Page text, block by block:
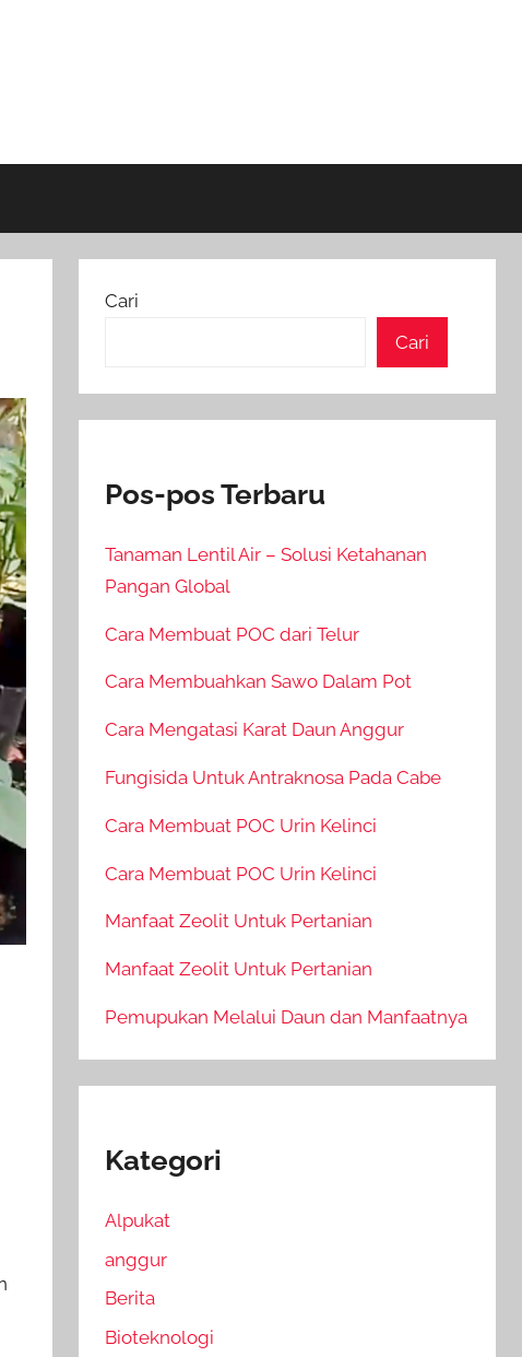
Cari
Cari
Pos-pos Terbaru
Tanaman Lentil Air – Solusi Ketahanan
Pangan Global
Cara Membuat POC dari Telur
Cara Membuahkan Sawo Dalam Pot
Cara Mengatasi Karat Daun Anggur
Fungisida Untuk Antraknosa Pada Cabe
Cara Membuat POC Urin Kelinci
Cara Membuat POC Urin Kelinci
Manfaat Zeolit Untuk Pertanian
Manfaat Zeolit Untuk Pertanian
Pemupukan Melalui Daun dan Manfaatnya
Kategori
Alpukat
anggur
Berita
Bioteknologi